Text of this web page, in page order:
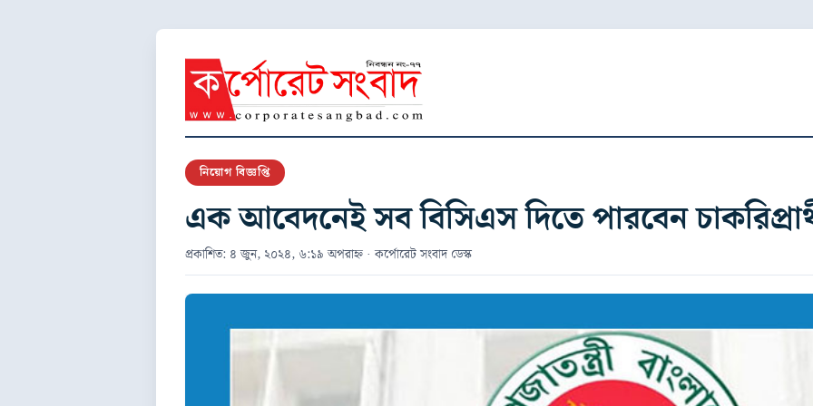
নিয়োগ বিজ্ঞপ্তি
এক আবেদনেই সব বিসিএস দিতে পারবেন
প্রকাশিত: ৪ জুন, ২০২৪, ৬:১৯ অপরাহ্ন · কর্পোরেট সংবাদ ডেস্ক